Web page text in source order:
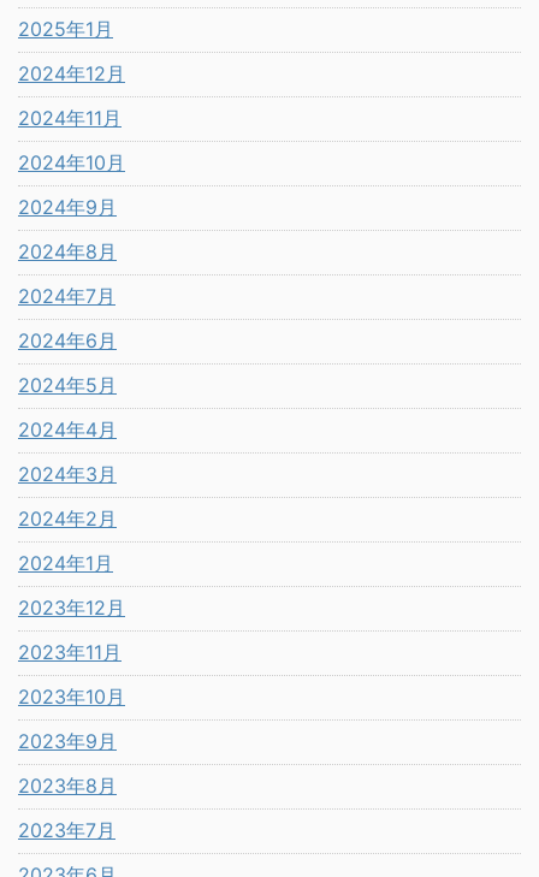
2025年1月
2024年12月
2024年11月
2024年10月
2024年9月
2024年8月
2024年7月
2024年6月
2024年5月
2024年4月
2024年3月
2024年2月
2024年1月
2023年12月
2023年11月
2023年10月
2023年9月
2023年8月
2023年7月